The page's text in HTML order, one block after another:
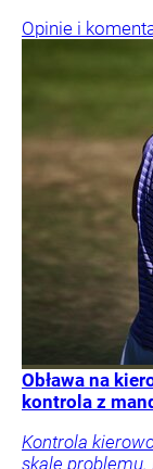
Opinie i
Obława na
kontrola z
Kontrola
skalę problemu.